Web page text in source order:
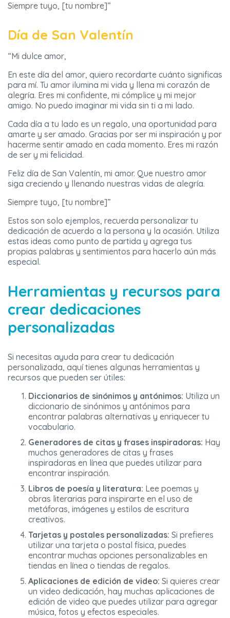
Siempre tuyo, [tu nombre]”
Día de San Valentín
“Mi dulce amor,
En este día del amor, quiero recordarte cuánto significas
para mí. Tu amor ilumina mi vida y llena mi corazón de
alegría. Eres mi confidente, mi cómplice y mi mejor
amigo. No puedo imaginar mi vida sin ti a mi lado.
Cada día a tu lado es un regalo, una oportunidad para
amarte y ser amado. Gracias por ser mi inspiración y por
hacerme sentir amado en cada momento. Eres mi razón
de ser y mi felicidad.
Feliz día de San Valentín, mi amor. Que nuestro amor
siga creciendo y llenando nuestras vidas de alegría.
Siempre tuyo, [tu nombre]”
Estos son solo ejemplos, recuerda personalizar tu
dedicación de acuerdo a la persona y la ocasión. Utiliza
estas ideas como punto de partida y agrega tus
propias palabras y sentimientos para hacerlo aún más
especial.
Herramientas y recursos para
crear dedicaciones
personalizadas
Si necesitas ayuda para crear tu dedicación
personalizada, aquí tienes algunas herramientas y
recursos que pueden ser útiles:
Diccionarios de sinónimos y antónimos: Utiliza un
diccionario de sinónimos y antónimos para
encontrar palabras alternativas y enriquecer tu
vocabulario.
Generadores de citas y frases inspiradoras: Hay
muchos generadores de citas y frases
inspiradoras en línea que puedes utilizar para
encontrar inspiración.
Libros de poesía y literatura: Lee poemas y
obras literarias para inspirarte en el uso de
metáforas, imágenes y estilos de escritura
creativos.
Tarjetas y postales personalizadas: Si prefieres
utilizar una tarjeta o postal física, puedes
encontrar muchas opciones personalizables en
tiendas en línea o tiendas de regalos.
Aplicaciones de edición de video: Si quieres crear
un video dedicación, hay muchas aplicaciones de
edición de video que puedes utilizar para agregar
música, fotos y efectos especiales.